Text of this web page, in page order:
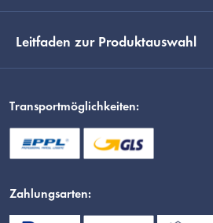
Leitfaden zur Produktauswahl
Transportmöglichkeiten:
Zahlungsarten: